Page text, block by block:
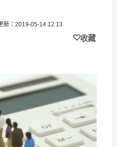
新：2019-05-14 12:13
收藏